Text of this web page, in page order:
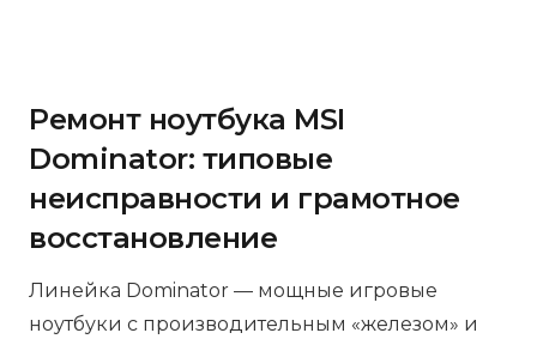
Ремонт ноутбука MSI
Dominator: типовые
неисправности и грамотное
восстановление
Линейка Dominator — мощные игровые
ноутбуки с производительным «железом» и